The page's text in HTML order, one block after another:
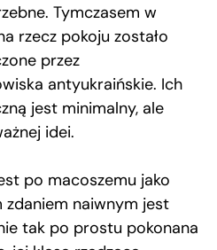
Tymczasem w
rzecz pokoju zostało
przez
antyukraińskie. Ich
jest minimalny, ale
idei.
po macoszemu jako
zdaniem naiwnym jest
tak po prostu pokonana